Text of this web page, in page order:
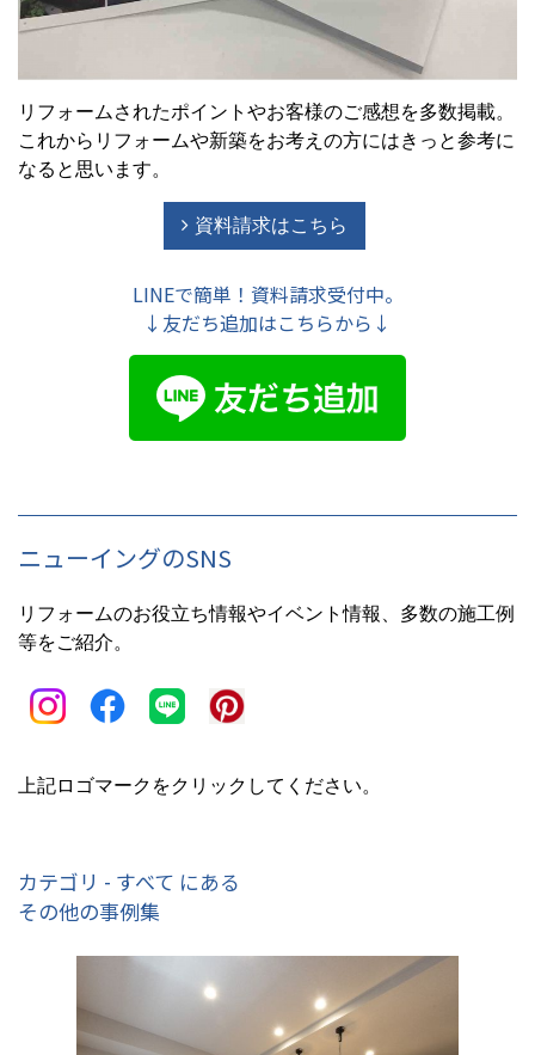
リフォームされたポイントやお客様のご感想を多数掲載。
これからリフォームや新築をお考えの方にはきっと参考に
なると思います。
資料請求はこちら
LINEで簡単！資料請求受付中。
↓友だち追加はこちらから↓
ニューイングのSNS
リフォームのお役立ち情報やイベント情報、多数の施工例
等をご紹介。
上記ロゴマークをクリックしてください。
カテゴリ - すべて にある
その他の事例集